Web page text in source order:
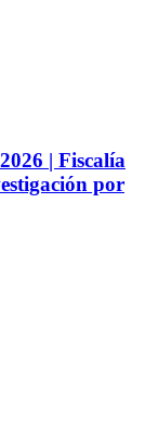
| Fiscalía
por